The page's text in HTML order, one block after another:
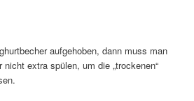
aufgehoben, dann muss man
nicht extra spülen, um die „trockenen“